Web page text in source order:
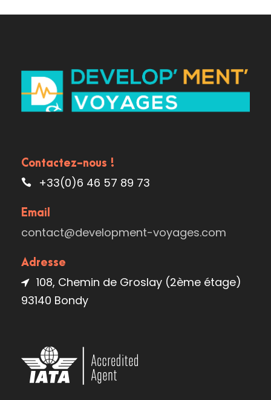
Contactez-nous !
+33(0)6 46 57 89 73
Email
contact@development-voyages.com
Adresse
108, Chemin de Groslay (2ème étage)
93140 Bondy